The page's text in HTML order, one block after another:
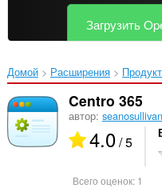
Загрузить
Домой Расширения
Centro 365
автор:
4.0/ 5
Всего оценок: 1